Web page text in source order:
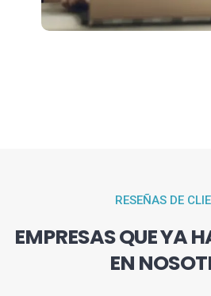
RESEÑAS DE
EMPRESAS QUE YA
EN